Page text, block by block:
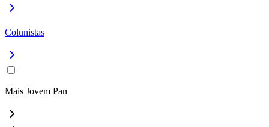
Colunistas
Mais Jovem Pan